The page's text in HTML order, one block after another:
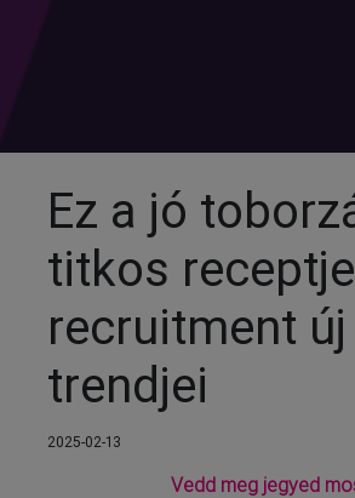
Ez a jó
titkos
recruitment új
trendjei
2025-02-13
Vedd meg jegyed